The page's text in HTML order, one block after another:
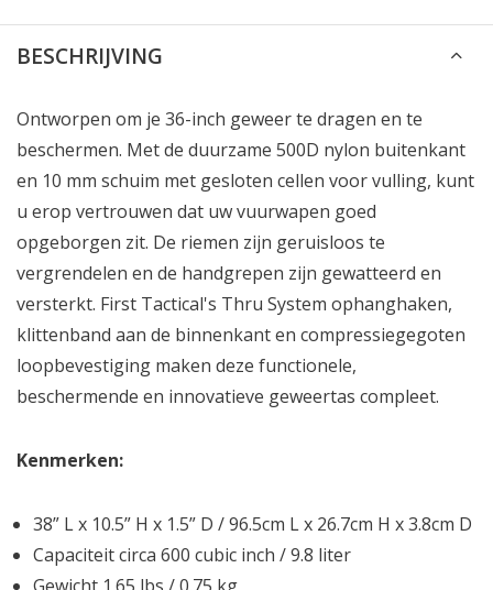
BESCHRIJVING
Ontworpen om je 36-inch geweer te dragen en te
beschermen. Met de duurzame 500D nylon buitenkant
en 10 mm schuim met gesloten cellen voor vulling, kunt
u erop vertrouwen dat uw vuurwapen goed
opgeborgen zit. De riemen zijn geruisloos te
vergrendelen en de handgrepen zijn gewatteerd en
versterkt. First Tactical's Thru System ophanghaken,
klittenband aan de binnenkant en compressiegegoten
loopbevestiging maken deze functionele,
beschermende en innovatieve geweertas compleet.
Kenmerken:
38” L x 10.5” H x 1.5” D / 96.5cm L x 26.7cm H x 3.8cm D
Capaciteit circa 600 cubic inch / 9.8 liter